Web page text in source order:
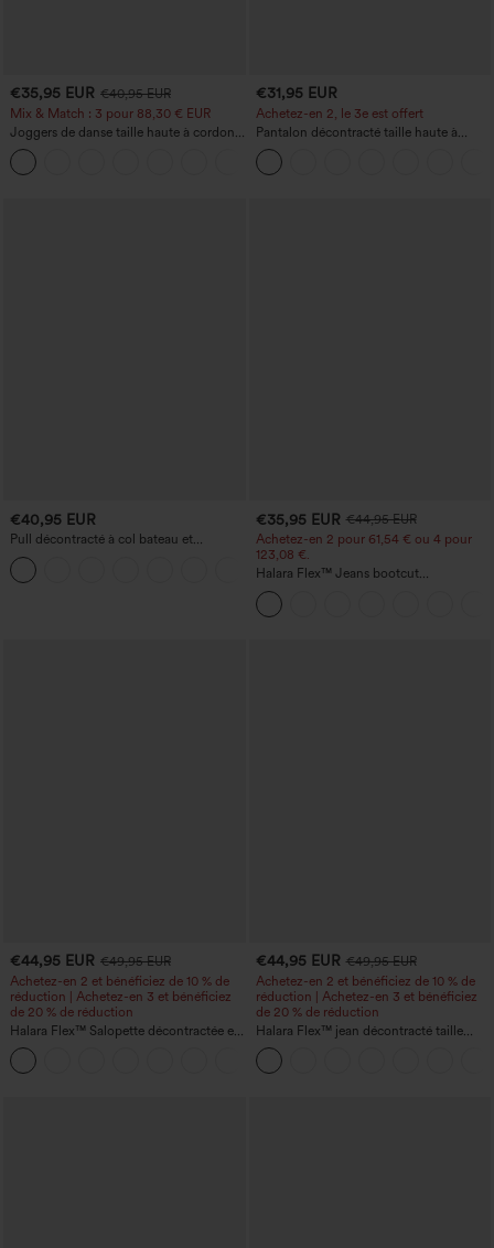
€35,95 EUR €40,95 EUR
Mix & Match : 3 pour 88,30 € EUR
Joggers de danse taille haute à cordon,
effet froncé, coupe fuselée, à séchage
rapide et toucher frais, avec poches —
UPF40+
€31,95 EUR
Achetez-en 2, le 3e est offert
Pantalon décontracté taille haute à
cordon, coupe large en mélange de lin,
avec poches
€40,95 EUR
Pull décontracté à col bateau et
manches chauve-souris
+1
€35,95 EUR €44,95 EUR
Achetez-en 2 pour 61,54 € ou 4 pour
123,08 €.
Halara Flex™ Jeans bootcut
décontractés taille haute, effet délavé,
avec poches
€44,95 EUR €49,95 EUR
Achetez-en 2 et bénéficiez de 10 % de
réduction | Achetez-en 3 et bénéficiez
de 20 % de réduction
Halara Flex™ Salopette décontractée en
denim lavé à encolure en V avec poche
€44,95 EUR €49,95 EUR
Achetez-en 2 et bénéficiez de 10 % de
réduction | Achetez-en 3 et bénéficiez
de 20 % de réduction
Halara Flex™ jean décontracté taille
haute, large, avec poches, ourlet
retroussé et effet délavé